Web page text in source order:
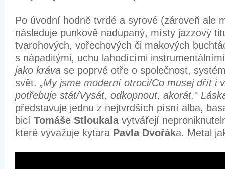
Po úvodní hodně tvrdé a syrové (zároveň ale
následuje punkově nadupaný, místy jazzový
tvarohových, vořechových či makových
s nápaditými, uchu lahodícími
jako kráva se poprvé otře o společnost,
svět. „My jsme moderní otroci/Co musej dřít i
potřebuje stát/Vysát, odkopnout, akorát."
představuje jednu z nejtvrdších písní alba,
bicí Tomáše Stloukalavytvářejí
které vyvažuje kytara Pavla Dvořáka. Metal